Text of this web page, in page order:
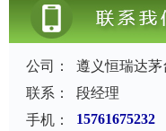
公司：
遵义恒瑞达
联系：
段经理
手机：
15761675232